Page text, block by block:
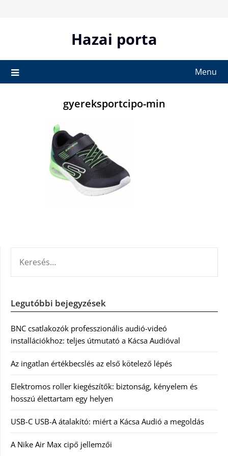
Hazai porta
Menu
gyereksportcipo-min
Legutóbbi bejegyzések
BNC csatlakozók professzionális audió-videó
installációkhoz: teljes útmutató a Kácsa Audióval
Az ingatlan értékbecslés az első kötelező lépés
Elektromos roller kiegészítők: biztonság, kényelem és
hosszú élettartam egy helyen
USB-C USB-A átalakító: miért a Kácsa Audió a megoldás
A Nike Air Max cipő jellemzői